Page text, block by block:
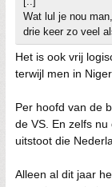
Wat lul je nou
drie keer zo veel
Het is ook vrij
terwijl men in
Per hoofd van de
de VS. En zelfs
uitstoot die
Alleen al dit jaar